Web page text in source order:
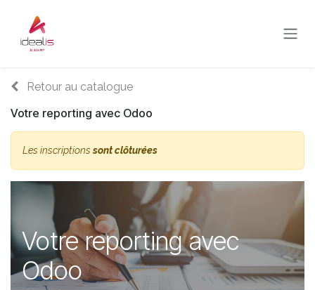
Retour au catalogue
Votre reporting avec Odoo
Les inscriptionssont clôturées
Votre reporting avec
Odoo